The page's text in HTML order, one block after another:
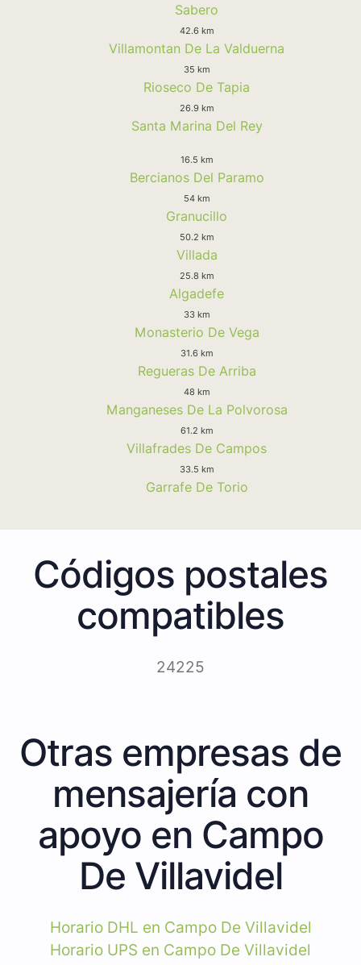
Sabero
42.6 km
Villamontan De La Valduerna
35 km
Rioseco De Tapia
26.9 km
Santa Marina Del Rey
16.5 km
Bercianos Del Paramo
54 km
Granucillo
50.2 km
Villada
25.8 km
Algadefe
33 km
Monasterio De Vega
31.6 km
Regueras De Arriba
48 km
Manganeses De La Polvorosa
61.2 km
Villafrades De Campos
33.5 km
Garrafe De Torio
Códigos postales
compatibles
24225
Otras empresas de
mensajería con
apoyo en Campo
De Villavidel
Horario DHL en Campo De Villavidel
Horario UPS en Campo De Villavidel